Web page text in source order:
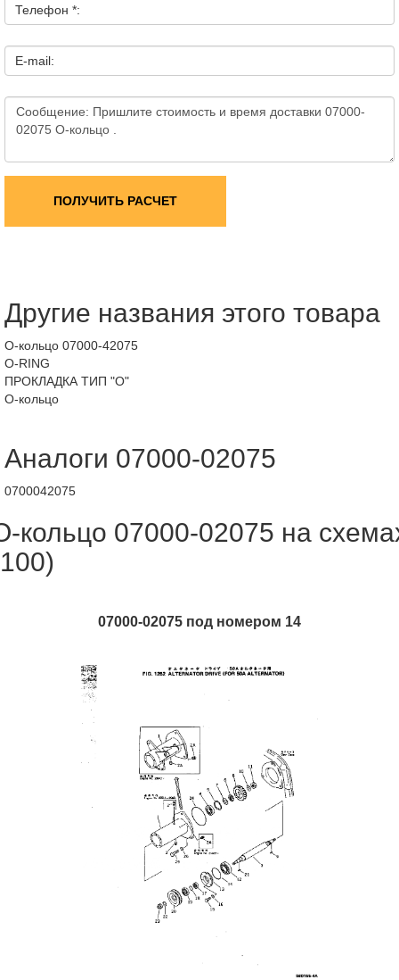
Телефон *:
E-mail:
ПОЛУЧИТЬ РАСЧЕТ
Другие названия этого товара
О-кольцо 07000-42075
O-RING
ПРОКЛАДКА ТИП "О"
О-кольцо
Аналоги 07000-02075
0700042075
кольцо 07000-02075 на
07000-02075 под номером 14